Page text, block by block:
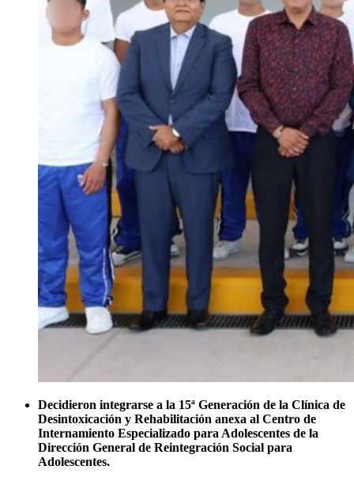
Decidieron integrarse a la 15ª Generación de la Clínica de
Desintoxicación y Rehabilitación anexa al Centro de
Internamiento Especializado para Adolescentes de la
Dirección General de Reintegración Social para
Adolescentes.